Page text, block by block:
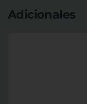
Adicionales